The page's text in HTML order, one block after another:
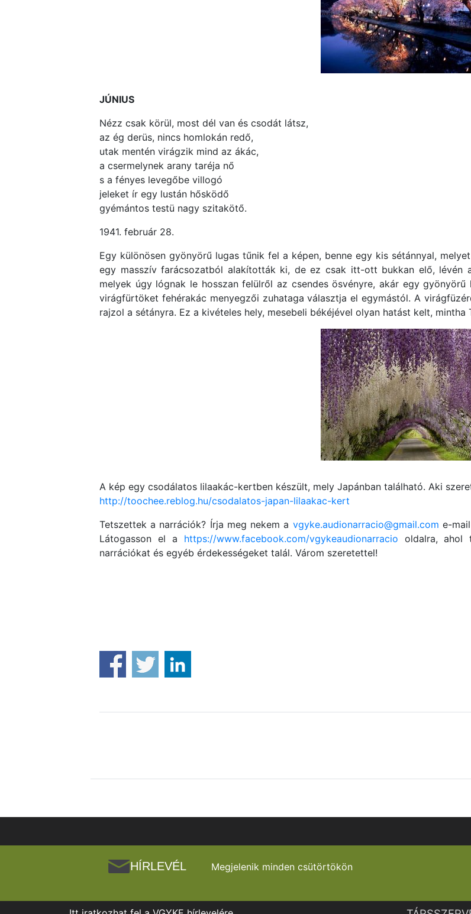
JÚNIUS
Nézz csak körül, most dél van és csodát látsz,
az ég derüs, nincs homlokán redő,
utak mentén virágzik mind az ákác,
a csermelynek arany taréja nő
s a fényes levegőbe villogó
jeleket ír egy lustán hősködő
gyémántos testü nagy szitakötő.
1941. február 28.
Egy különösen gyönyörű lugas tűnik fel a képen, benne egy kis sétánnyal,
egy masszív farácsozatból alakították ki, de ez csak itt-ott bukkan elő, lévén
melyek úgy lógnak le hosszan felülről az csendes ösvényre, akár egy
virágfürtöket fehérakác menyegzői zuhataga választja el egymástól. A
rajzol a sétányra. Ez a kivételes hely, mesebeli békéjével olyan hatást kelt, mintha
A kép egy csodálatos lilaakác-kertben készült, mely Japánban található. Aki
http://toochee.reblog.hu/csodalatos-japan-lilaakac-kert
Tetszettek a narrációk? Írja meg nekem a vgyke.audionarracio@gmail.com e-
Látogasson el a https://www.facebook.com/vgykeaudionarracio oldalra, ahol
narrációkat és egyéb érdekességeket talál. Várom szeretettel!
HÍRLEVÉL Megjelenik minden csütörtökön